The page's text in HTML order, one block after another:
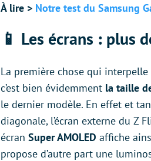
À lire > Notre test du Samsung
📱 Les écrans : plus
La première chose qui
c’est bien évidemment la taille
le dernier modèle. En effet et
diagonale, l’écran externe du Z
écran Super AMOLED affiche
propose d’autre part une